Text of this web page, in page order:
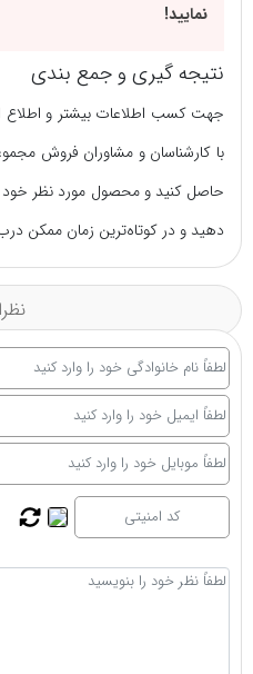
نمایید!
نتیجه گیری و جمع بندی
جهت کسب اطلاعات بیشتر و اطلاع
با کارشناسان و مشاوران فروش
حاصل کنید و محصول مورد نظر خود
دهید و در کوتاه‌ترین زمان ممکن